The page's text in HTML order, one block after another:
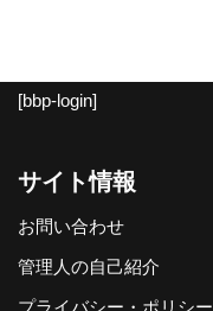
[bbp-login]
サイト情報
お問い合わせ
管理人の自己紹介
プライバシー・ポリシー